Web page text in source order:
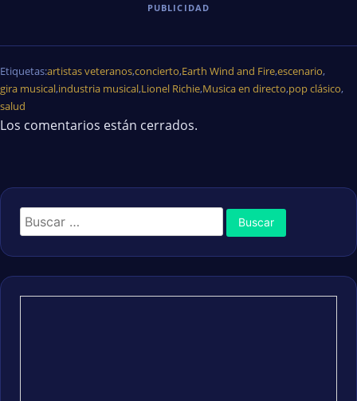
PUBLICIDAD
Etiquetas:artistas veteranos,concierto,Earth Wind and Fire,escenario,
gira musical,industria musical,Lionel Richie,Musica en directo,pop clásico,
salud
Los comentarios están cerrados.
Buscar: